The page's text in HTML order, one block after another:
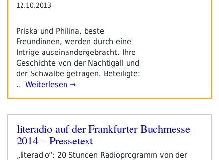
12.10.2013
Priska und Philina, beste
Freundinnen, werden durch eine
Intrige auseinandergebracht. Ihre
Geschichte von der Nachtigall und
der Schwalbe getragen. Beteiligte:
… Weiterlesen →
Veröffentlicht
am
literadio auf der Frankfurter Buchmesse
2014 – Pressetext
„literadio“: 20 Stunden Radioprogramm von der